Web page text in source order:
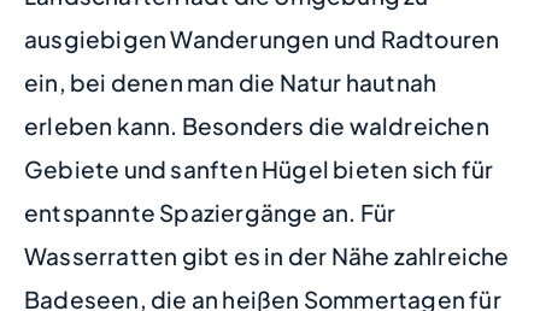
ausgiebigen Wanderungen und Radtouren
ein, bei denen man die Natur hautnah
erleben kann. Besonders die waldreichen
Gebiete und sanften Hügel bieten sich für
entspannte Spaziergänge an. Für
Wasserratten gibt es in der Nähe zahlreiche
Badeseen, die an heißen Sommertagen für